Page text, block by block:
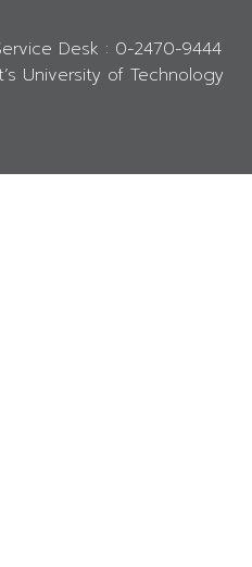
Desk : 0-2470-9444
University of Technology